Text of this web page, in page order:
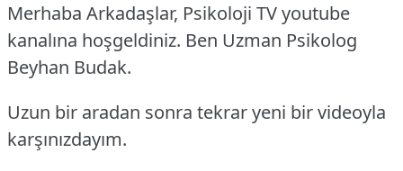
Merhaba Arkadaşlar, Psikoloji TV youtube
kanalına hoşgeldiniz. Ben Uzman Psikolog
Beyhan Budak.
Uzun bir aradan sonra tekrar yeni bir videoyla
karşınızdayım.